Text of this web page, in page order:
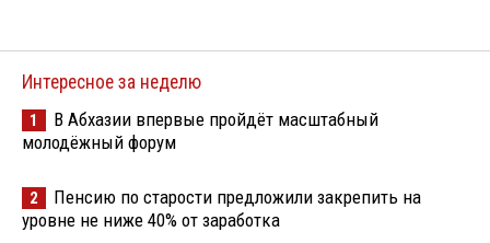
Интересное за неделю
1
В Абхазии впервые пройдёт масштабный
молодёжный форум
2
Пенсию по старости предложили закрепить на
уровне не ниже 40% от заработка